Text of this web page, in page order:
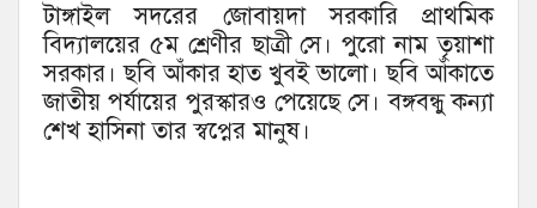
টাঙ্গাইল সদরের জোবায়দা সরকারি প্রাথমিক
বিদ্যালয়ের ৫ম শ্রেণীর ছাত্রী সে। পুরো নাম তৃয়াশা
সরকার। ছবি আঁকার হাত খুবই ভালো। ছবি আঁকাতে
জাতীয় পর্যায়ের পুরস্কারও পেয়েছে সে। বঙ্গবন্ধু কন্যা
শেখ হাসিনা তার স্বপ্নের মানুষ।